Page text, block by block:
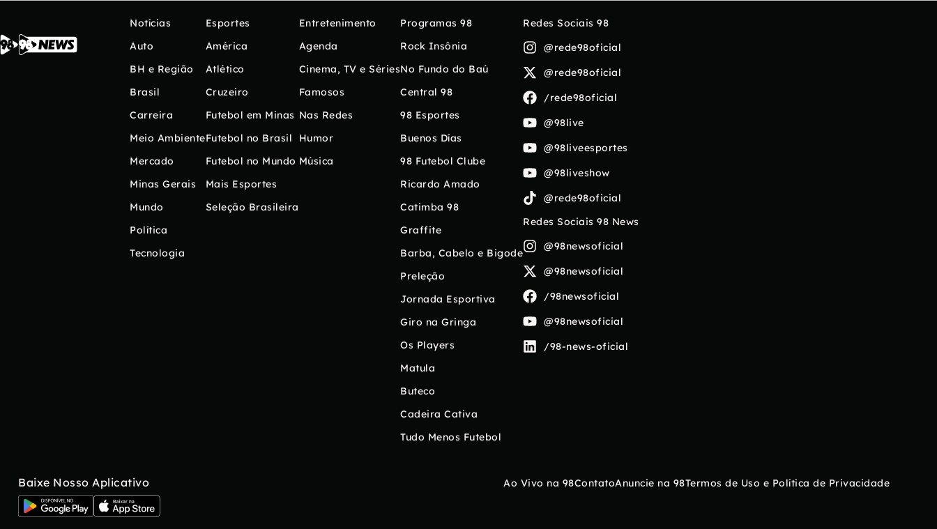
Notícias
Auto
BH e Região
Brasil
Carreira
Meio Ambiente
Mercado
Minas Gerais
Mundo
Política
Tecnologia
Esportes
América
Atlético
Cruzeiro
Futebol em Minas
Futebol no Brasil
Futebol no Mundo
Mais Esportes
Seleção Brasileira
Entretenimento
Agenda
Cinema, TV e Séries
Famosos
Nas Redes
Humor
Música
Programas 98
Rock Insônia
No Fundo do Baú
Central 98
98 Esportes
Buenos Días
98 Futebol Clube
Ricardo Amado
Catimba 98
Graffite
Barba, Cabelo e Bigode
Preleção
Jornada Esportiva
Giro na Gringa
Os Players
Matula
Buteco
Cadeira Cativa
Tudo Menos Futebol
Redes Sociais 98
@rede98oficial
@rede98oficial
/rede98oficial
@98live
@98liveesportes
@98liveshow
@rede98oficial
Redes Sociais 98 News
@98newsoficial
@98newsoficial
/98newsoficial
@98newsoficial
/98-news-oficial
Baixe Nosso Aplicativo Ao Vivo na 98ContatoAnuncie na 98Termos de Uso e Política de Privacidade